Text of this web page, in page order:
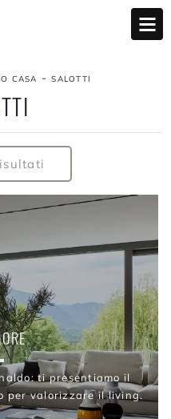
CASA -SALOTTI
ti presentiamo il
per valorizzare il living.